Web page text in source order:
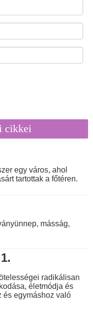
cikkei
egy város, ahol
tartottak a főtéren.
másság,
radikálisan
életmódja és
és egymáshoz való